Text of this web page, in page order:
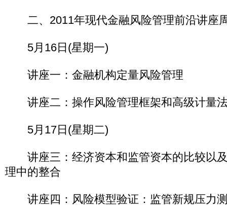
二、2011年现代金融风险管理前沿讲座
5月16日(星期一)
讲座一：金融机构定量风险管理
讲座二：操作风险管理框架和高级计量
5月17日(星期二)
讲座三：经济资本和监管资本的比较以
理中的整合
讲座四：风险模型验证：监管新规压力